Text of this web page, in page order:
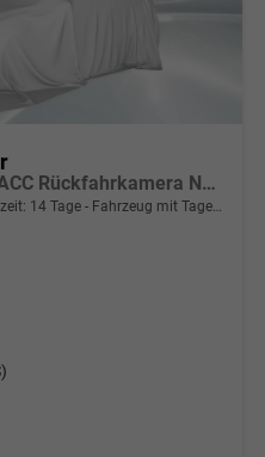
Pulse 49kWh / ACC Rückfahrkamera Navi Klimaautomatik Winterpaket
14 Tage Fahrzeug mit Tageszulassung